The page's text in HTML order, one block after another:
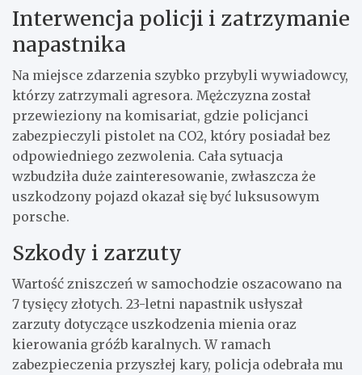
Interwencja policji i zatrzymanie
napastnika
Na miejsce zdarzenia szybko przybyli wywiadowcy,
którzy zatrzymali agresora. Mężczyzna został
przewieziony na komisariat, gdzie policjanci
zabezpieczyli pistolet na CO2, który posiadał bez
odpowiedniego zezwolenia. Cała sytuacja
wzbudziła duże zainteresowanie, zwłaszcza że
uszkodzony pojazd okazał się być luksusowym
porsche.
Szkody i zarzuty
Wartość zniszczeń w samochodzie oszacowano na
7 tysięcy złotych. 23-letni napastnik usłyszał
zarzuty dotyczące uszkodzenia mienia oraz
kierowania gróźb karalnych. W ramach
zabezpieczenia przyszłej kary, policja odebrała mu